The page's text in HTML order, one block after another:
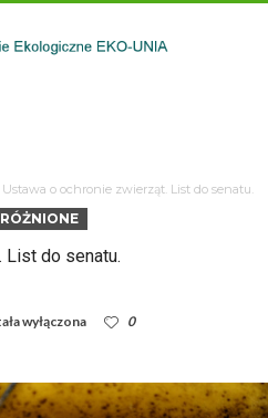
Ustawa o ochronie zwierząt. List do senatu.
List do senatu.
wyłączona 0